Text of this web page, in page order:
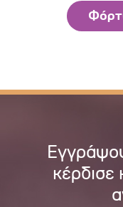
κέρδισε